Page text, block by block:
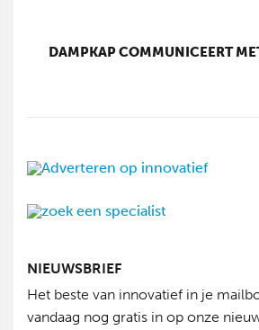
DAMPKAP COMMUNICEERT
NIEUWSBRIEF
Het beste van innovatief in je
vandaag nog gratis in op onze